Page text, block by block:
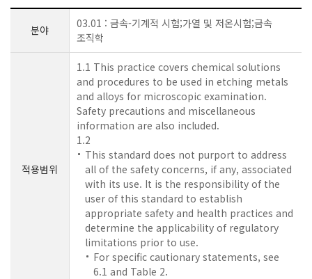
분야
03.01 : 금속-기계적 시험;가열 및 저온시험;금속
조직학
적용범위
1.1 This practice covers chemical solutions
and procedures to be used in etching metals
and alloys for microscopic examination.
Safety precautions and miscellaneous
information are also included.
1.2
This standard does not purport to address
all of the safety concerns, if any, associated
with its use. It is the responsibility of the
user of this standard to establish
appropriate safety and health practices and
determine the applicability of regulatory
limitations prior to use.
For specific cautionary statements, see
6.1 and Table 2.